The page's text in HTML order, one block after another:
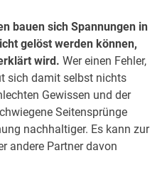
bauen sich Spannungen in
gelöst werden können,
wird.Wer einen Fehler,
sich damit selbst nichts
Gewissen und der
Seitensprünge
nachhaltiger. Es kann zur
andere Partner davon